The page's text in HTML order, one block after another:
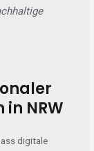
NRW
digitale